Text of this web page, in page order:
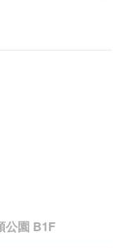
公園 B1F